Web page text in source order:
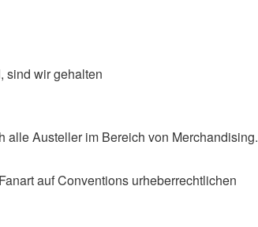
sind wir gehalten
Austeller im Bereich von Merchandising.
auf Conventions urheberrechtlichen